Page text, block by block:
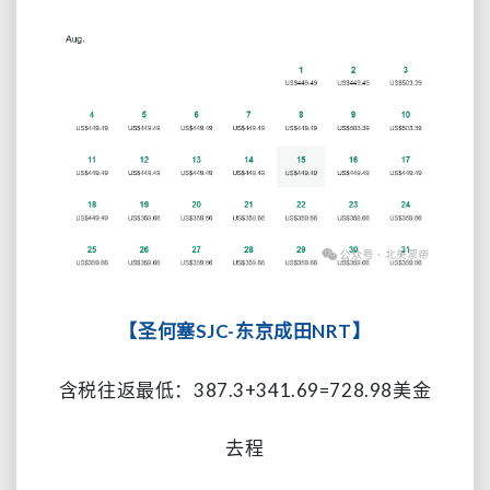
【圣何塞SJC-东京成田NRT】
含税往返最低：387.3+341.69=728.98美金
去程